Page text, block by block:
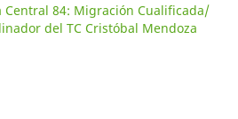
Central 84: Migración Cualificada/
del TC Cristóbal Mendoza